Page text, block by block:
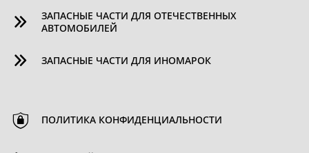
ЗАПАСНЫЕ ЧАСТИ ДЛЯ ОТЕЧЕСТВЕННЫХ
АВТОМОБИЛЕЙ
ЗАПАСНЫЕ ЧАСТИ ДЛЯ ИНОМАРОК
ПОЛИТИКА КОНФИДЕНЦИАЛЬНОСТИ